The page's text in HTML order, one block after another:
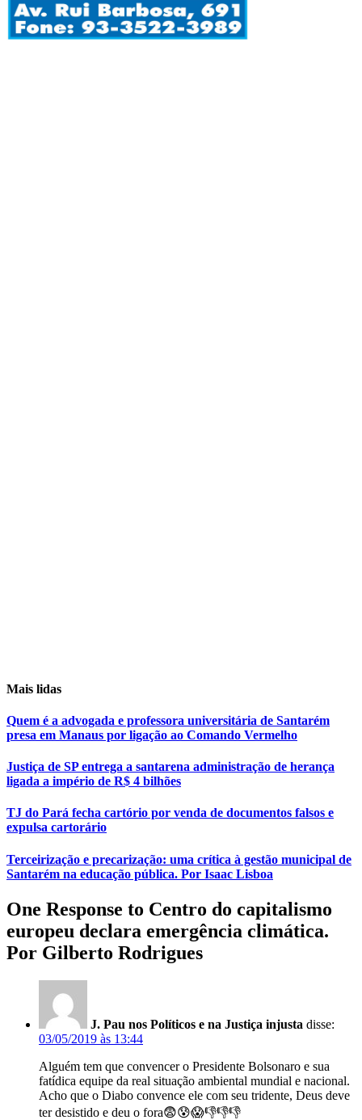
Mais lidas
Quem é a advogada e professora universitária de Santarém
presa em Manaus por ligação ao Comando Vermelho
Justiça de SP entrega a santarena administração de herança
ligada a império de R$ 4 bilhões
TJ do Pará fecha cartório por venda de documentos falsos e
expulsa cartorário
Terceirização e precarização: uma crítica à gestão municipal de
Santarém na educação pública. Por Isaac Lisboa
One Response to Centro do capitalismo
europeu declara emergência climática.
Por Gilberto Rodrigues
J. Pau nos Políticos e na Justiça injusta disse:
03/05/2019 às 13:44
Alguém tem que convencer o Presidente Bolsonaro e sua
fatídica equipe da real situação ambiental mundial e nacional.
Acho que o Diabo convence ele com seu tridente, Deus deve
ter desistido e deu o fora😨😰😱👎👎👎